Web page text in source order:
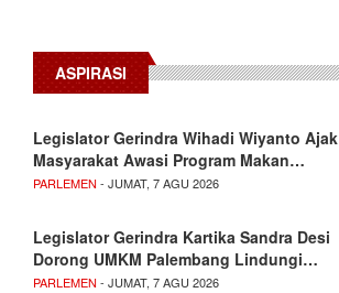
ASPIRASI
Legislator Gerindra Wihadi Wiyanto Ajak
Masyarakat Awasi Program Makan…
PARLEMEN - JUMAT, 7 AGU 2026
Legislator Gerindra Kartika Sandra Desi
Dorong UMKM Palembang Lindungi…
PARLEMEN - JUMAT, 7 AGU 2026